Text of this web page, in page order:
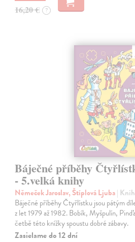
16,20 € ?
Báječné příběhy
- 5.velká knihy
Němeček Jaroslav, Štíplová Ljuba|
Báječné příběhy Čtyřlístku jsou pátým
z let 1979 až 1982. Bobík, Myšpulín,
četbě této knížky spoustu dobré zábavy.
Zasielame do 12 dní